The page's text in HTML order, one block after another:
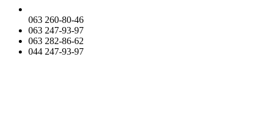
063 260-80-46
063 247-93-97
063 282-86-62
044 247-93-97